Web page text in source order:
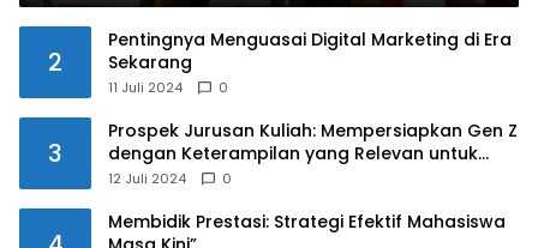
2
Pentingnya Menguasai Digital Marketing di Era
Sekarang
11 Juli 2024 0
3
Prospek Jurusan Kuliah: Mempersiapkan Gen Z
dengan Keterampilan yang Relevan untuk
Masa Depan
12 Juli 2024 0
Membidik Prestasi: Strategi Efektif Mahasiswa